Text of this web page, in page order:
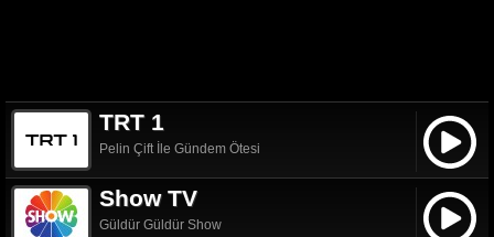
TRT 1
Pelin Çift İle Gündem Ötesi
Show TV
Güldür Güldür Show